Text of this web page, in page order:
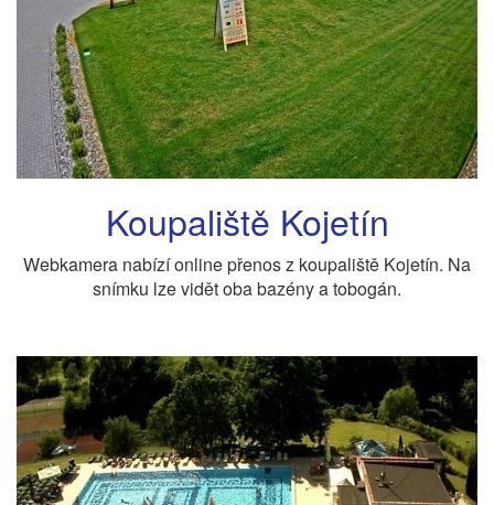
Koupaliště Kojetín
Webkamera nabízí online přenos z koupaliště Kojetín. Na
snímku lze vidět oba bazény a tobogán.